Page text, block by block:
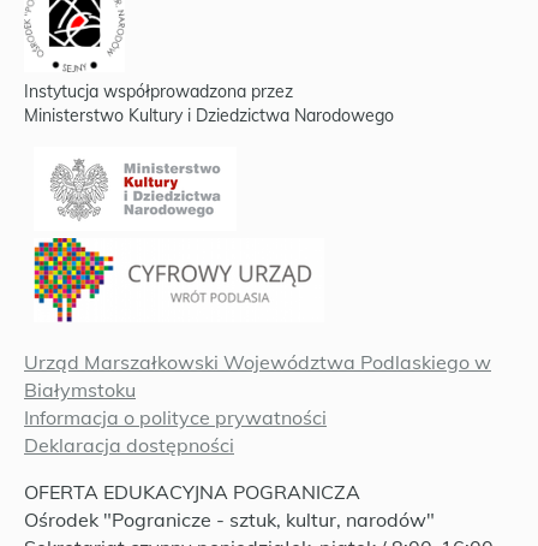
Instytucja współprowadzona przez
Ministerstwo Kultury i Dziedzictwa Narodowego
Urząd Marszałkowski Województwa Podlaskiego w
Białymstoku
Informacja o polityce prywatności
Deklaracja dostępności
OFERTA EDUKACYJNA POGRANICZA
Ośrodek "Pogranicze - sztuk, kultur, narodów"